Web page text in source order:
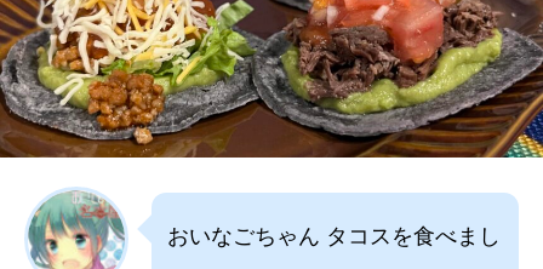
おいなごちゃん タコスを食べまし